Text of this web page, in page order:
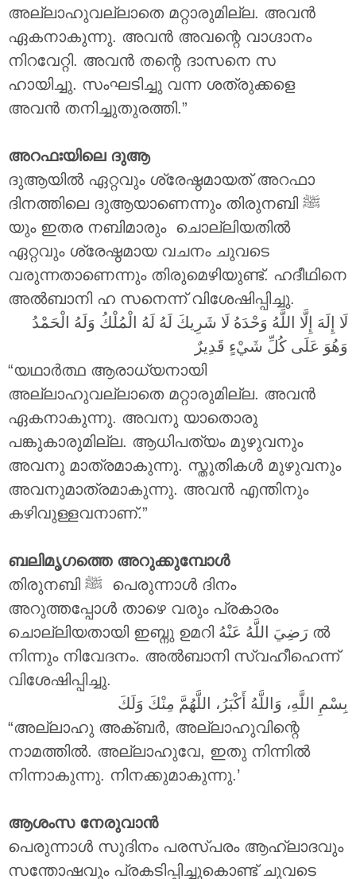
അല്ലാഹുവല്ലാതെ മറ്റാരുമില്ല. അവൻ
ഏകനാകുന്നു. അവൻ അവന്റെ വാഗ്ദാനം
നിറവേറ്റി. അവൻ തന്റെ ദാസനെ സ
ഹായിച്ചു. സംഘടിച്ചു വന്ന ശത്രുക്കളെ
അവൻ തനിച്ചുതുരത്തി.”
അറഫഃയിലെ ദുആ
ദുആയിൽ ഏറ്റവും ശ്രേഷ്ഠമായത് അറഫാ
ദിനത്തിലെ ദുആയാണെന്നും തിരുനബി ‎ﷺ
യും ഇതര നബിമാരും ചൊല്ലിയതിൽ
ഏറ്റവും ശ്രേഷ്ഠമായ വചനം ചുവടെ
വരുന്നതാണെന്നും തിരുമെഴിയുണ്ട്. ഹദീഥിനെ
അൽബാനി ഹ സനെന്ന് വിശേഷിപ്പിച്ചു.
لَا إِلَهَ إِلَّا اللَّهُ وَحْدَهُ لَا شَرِيكَ لَهُ لَهُ الْمُلْكُ وَلَهُ الْحَمْدُ
وَهُوَ عَلَى كُلِّ شَيْءٍ قَدِيرٌ
“യഥാർത്ഥ ആരാധ്യനായി
അല്ലാഹുവല്ലാതെ മറ്റാരുമില്ല. അവൻ
ഏകനാകുന്നു. അവനു യാതൊരു
പങ്കുകാരുമില്ല. ആധിപത്യം മുഴുവനും
അവനു മാത്രമാകുന്നു. സ്തുതികൾ മുഴുവനും
അവനുമാത്രമാകുന്നു. അവൻ എന്തിനും
കഴിവുള്ളവനാണ്.”
ബലിമൃഗത്തെ അറുക്കുമ്പോൾ
തിരുനബി ‎ﷺ പെരുന്നാൾ ദിനം
അറുത്തപ്പോൾ താഴെ വരും പ്രകാരം
ചൊല്ലിയതായി ഇബ്നു ഉമറി
ൽ
നിന്നും നിവേദനം. അൽബാനി സ്വഹീഹെന്ന്
വിശേഷിപ്പിച്ചു.
بِسْمِ اللَّهِ، وَاللَّهُ أَكْبَرُ، اللَّهُمَّ مِنْكَ وَلَكَ
“അല്ലാഹു അക്ബർ, അല്ലാഹുവിന്റെ
നാമത്തിൽ. അല്ലാഹുവേ, ഇതു നിന്നിൽ
നിന്നാകുന്നു. നിനക്കുമാകുന്നു.’
ആശംസ നേരുവാൻ
പെരുന്നാൾ സുദിനം പരസ്പരം ആഹ്ലാദവും
സന്തോഷവും പ്രകടിപ്പിച്ചുകൊണ്ട് ചുവടെ